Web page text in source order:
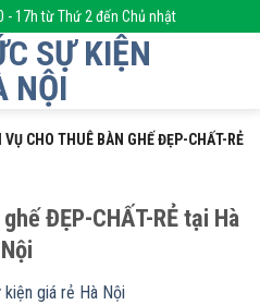
- 17h từ Thứ 2 đến Chủ nhật
VỤ CHO THUÊ BÀN GHẾ ĐẸP-CHẤT-RẺ
ĐẸP-CHẤT-RẺ tại Hà
Nội